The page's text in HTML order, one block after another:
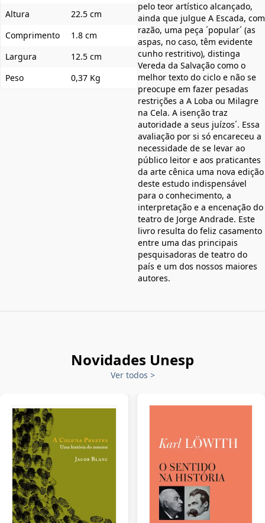
Altura
22.5 cm
Comprimento
1.8 cm
Largura
12.5 cm
Peso
0,37 Kg
pelo teor artístico alcançado,
ainda que julgue A Escada, com
razão, uma peça ´popular´ (as
aspas, no caso, têm evidente
cunho restritivo), distinga
Vereda da Salvação como o
melhor texto do ciclo e não se
preocupe em fazer pesadas
restrições a A Loba ou Milagre
na Cela. A isenção traz
autoridade a seus juízos´. Essa
avaliação por si só encareceu a
necessidade de se levar ao
público leitor e aos praticantes
da arte cênica uma nova edição
deste estudo indispensável
para o conhecimento, a
interpretação e a encenação do
teatro de Jorge Andrade. Este
livro resulta do feliz casamento
entre uma das principais
pesquisadoras de teatro do
país e um dos nossos maiores
autores.
Novidades Unesp
Ver todos >